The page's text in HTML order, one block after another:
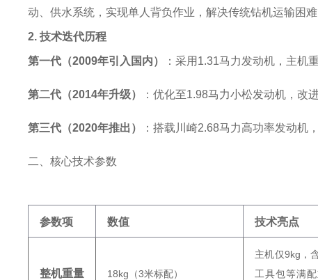
动、供水系统，实现单人背负作业，解决传统钻机运输困
2. 技术迭代历程
第一代（2009年引入国内） ：采用1.31马力发动机，主机
第二代（2014年升级） ：优化至1.98马力小松发动机，改
第三代（2020年推出） ：搭载川崎2.68马力高功率发动机
二、核心技术参数
参数项 数值 技术亮点
整机重量 18kg（3米标配）
主机仅9kg，
工具包等满